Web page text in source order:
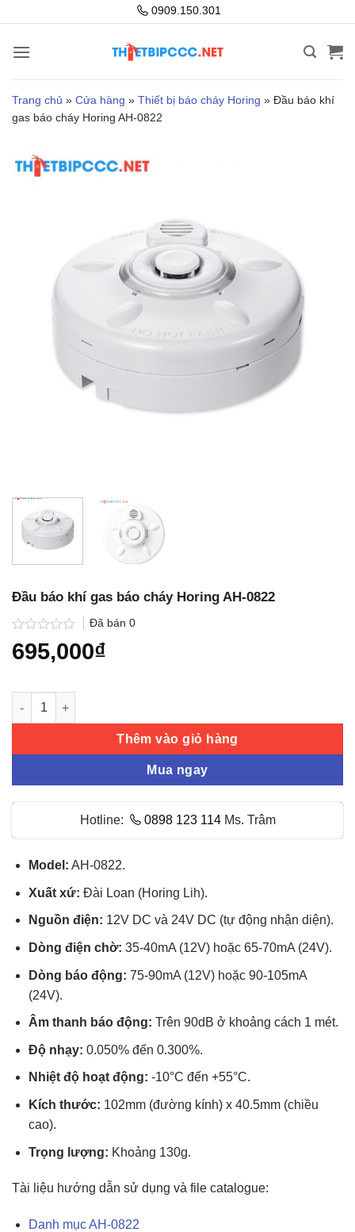
nội
0909.150.301
Trang chủ » Cửa hàng » Thiết bị báo cháy Horing » Đầu báo khí
gas báo cháy Horing AH-0822
Đầu báo khí gas báo cháy Horing AH-0822
Được
xếp
5
sao
Đã bán 0
695,000₫
Đầu báo khí gas báo cháy Horing AH-0822 số lượng
Thêm vào giỏ hàng
Mua ngay
Hotline: 0898 123 114Ms. Trâm
Model: AH-0822.
Xuất xứ: Đài Loan (Horing Lih).
Nguồn điện: 12V DC và 24V DC (tự động nhận diện).
Dòng điện chờ: 35-40mA (12V) hoặc 65-70mA (24V).
Dòng báo động: 75-90mA (12V) hoặc 90-105mA
(24V).
Âm thanh báo động: Trên 90dB ở khoảng cách 1 mét.
Độ nhạy: 0.050% đến 0.300%.
Nhiệt độ hoạt động: -10°C đến +55°C.
Kích thước: 102mm (đường kính) x 40.5mm (chiều
cao).
Trọng lượng: Khoảng 130g.
Tài liệu hướng dẫn sử dụng và file catalogue:
Danh mục AH-0822